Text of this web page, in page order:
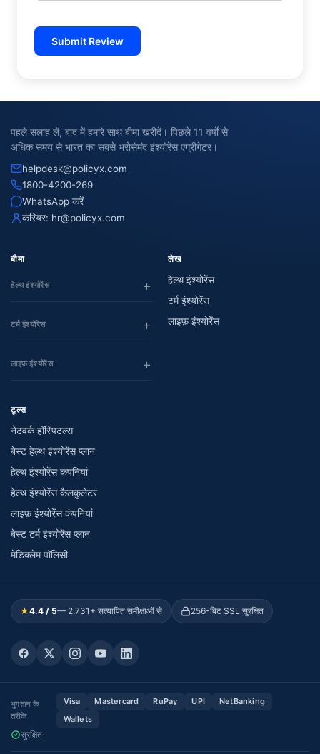
Submit Review
पहले सलाह लें, बाद में हमारे साथ बीमा खरीदें। पिछले 11 वर्षों से
अधिक समय से भारत का सबसे भरोसेमंद इंश्योरेंस एग्रीगेटर।
helpdesk@policyx.com
1800-4200-269
WhatsApp करें
करियर: hr@policyx.com
बीमा
हेल्थ इंश्योरेंस
टर्म इंश्योरेंस
लाइफ़ इंश्योरेंस
लेख
हेल्थ इंश्योरेंस
टर्म इंश्योरेंस
लाइफ़ इंश्योरेंस
टूल्स
नेटवर्क हॉस्पिटल्स
बेस्ट हेल्थ इंश्योरेंस प्लान
हेल्थ इंश्योरेंस कंपनियां
हेल्थ इंश्योरेंस कैलकुलेटर
लाइफ़ इंश्योरेंस कंपनियां
बेस्ट टर्म इंश्योरेंस प्लान
मेडिक्लेम पॉलिसी
★4.4 / 5— 2,731+ सत्यापित समीक्षाओं से 256-बिट SSL सुरक्षित
भुगतान के
तरीके
Visa Mastercard RuPay UPI
NetBanking
Wallets
सुरक्षित